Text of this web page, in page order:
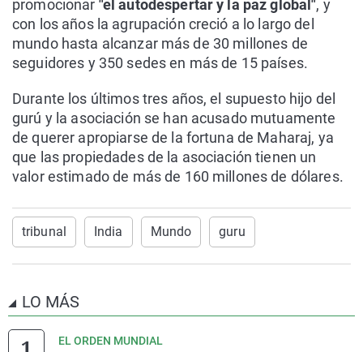
promocionar "el autodespertar y la paz global", y
con los años la agrupación creció a lo largo del
mundo hasta alcanzar más de 30 millones de
seguidores y 350 sedes en más de 15 países.
Durante los últimos tres años, el supuesto hijo del
gurú y la asociación se han acusado mutuamente
de querer apropiarse de la fortuna de Maharaj, ya
que las propiedades de la asociación tienen un
valor estimado de más de 160 millones de dólares.
tribunal India Mundo guru
LO MÁS
EL ORDEN MUNDIAL